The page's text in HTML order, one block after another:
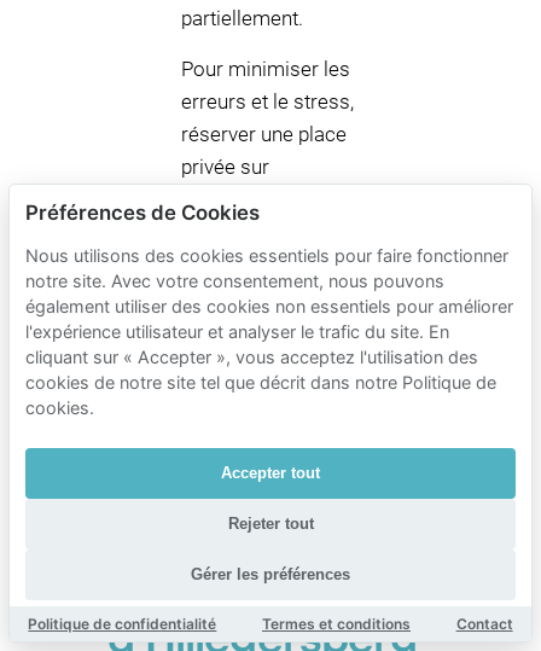
partiellement.
Pour minimiser les
erreurs et le stress,
réserver une place
privée sur
Mobypark supprime
d’interpréter les
fenêtres de
paiement rue par
rue à la dernière
minute.
Tarifs de
stationnement
Mobypark à
proximité
d’Hillegersberg-
Préférences de Cookies
Nous utilisons des cookies essentiels pour faire fonctionner
notre site. Avec votre consentement, nous pouvons
également utiliser des cookies non essentiels pour améliorer
l'expérience utilisateur et analyser le trafic du site. En
cliquant sur « Accepter », vous acceptez l'utilisation des
cookies de notre site tel que décrit dans notre Politique de
cookies.
Accepter tout
Rejeter tout
Gérer les préférences
Politique de confidentialité Termes et conditions Contact